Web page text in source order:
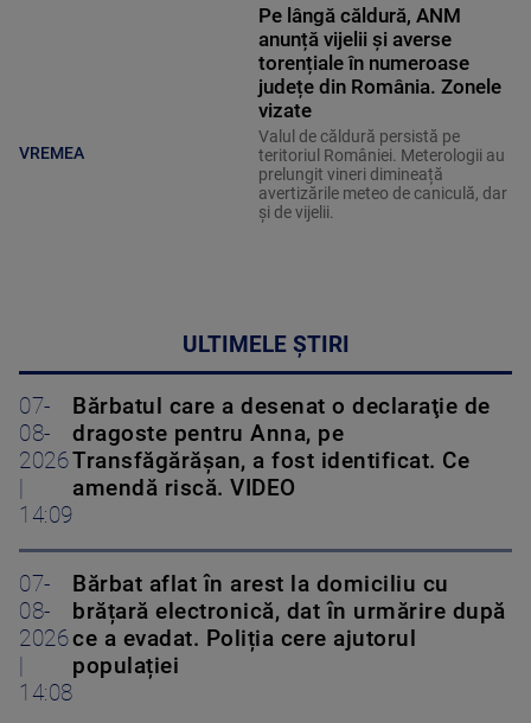
VREMEA
Pe lângă căldură, ANM
anunță vijelii și averse
torențiale în numeroase
județe din România. Zonele
vizate
Valul de căldură persistă pe
teritoriul României. Meterologii au
prelungit vineri dimineață
avertizările meteo de caniculă, dar
și de vijelii.
ULTIMELE ȘTIRI
07-
08-
2026
14:09
Bărbatul care a desenat o declaraţie de
dragoste pentru Anna, pe
Transfăgărăşan, a fost identificat. Ce
amendă riscă. VIDEO
07-
08-
2026
14:08
Bărbat aflat în arest la domiciliu cu
brățară electronică, dat în urmărire după
ce a evadat. Poliția cere ajutorul
populației